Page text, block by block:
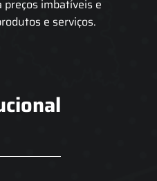
imbatíveis e
e serviços.